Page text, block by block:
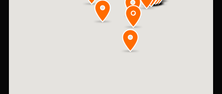
Dayanıqlılıq
Keşbek